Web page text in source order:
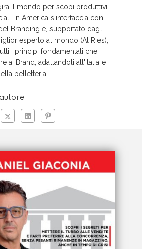
il mondo per scopi produttivi
In America s'interfaccia con
Branding e, supportato dagli
esperto al mondo (Al Ries),
i principi fondamentali che
ai Brand, adattandoli all'Italia e
pelletteria.